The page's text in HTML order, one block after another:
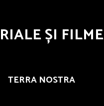
ȘI FILME
TERRA NOSTRA